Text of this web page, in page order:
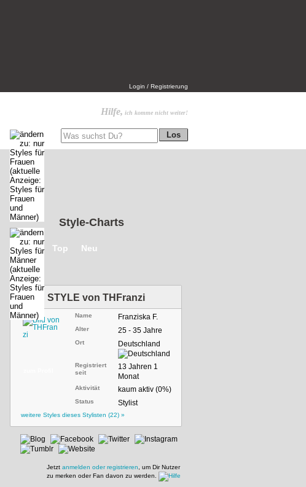
Login / Registrierung
Hilfe, ich komme nicht weiter!
Style-Charts
Top Neu
STYLE von THFranzi
Name Franziska F.
Alter 25 - 35 Jahre
Ort Deutschland
Registriert
seit
13 Jahren 1
Monat
Aktivität kaum aktiv (0%)
Status Stylist
weitere Styles dieses Stylisten (22) »
Jetzt anmelden oder registrieren , um Dir Nutzer
zu merken oder Fan davon zu werden.